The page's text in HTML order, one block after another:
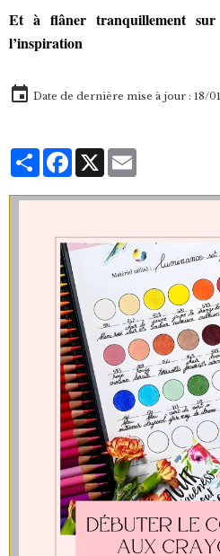
Et à flâner tranquillement
l’inspiration
Date de dernière mise à jour : 18/
PartagerFacebook
X